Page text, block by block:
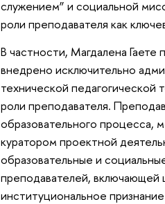
служением” и социальной
роли преподавателя как
В частности, Магдалена
внедрено исключительно
технической педагогической
роли преподавателя.
образовательного процесса,
куратором проектной
образовательные и
преподавателей,
институциональное